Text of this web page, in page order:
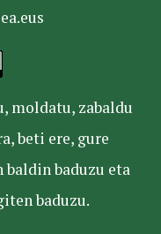
moldatu, zabaldu
beti ere, gure
baduzu eta
baduzu.